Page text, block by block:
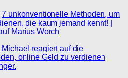
7 unkonventionelle Methoden, um
die kaum jemand kennt! |
Marius Worch
Michael reagiert auf die
online Geld zu verdienen